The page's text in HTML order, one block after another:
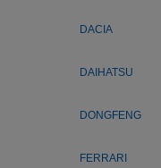
DACIA
DAIHATSU
DONGFENG
FERRARI